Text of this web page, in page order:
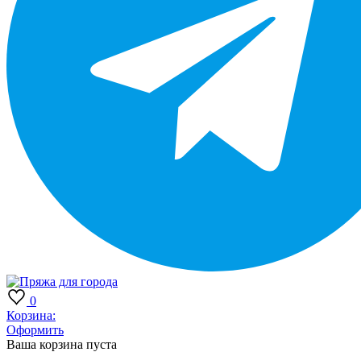
0
Корзина:
Оформить
Ваша корзина пуста